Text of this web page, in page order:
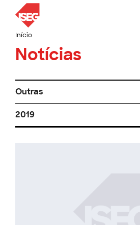
Início
Notícias
Outras
2019